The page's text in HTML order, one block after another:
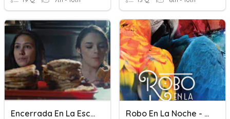
Encerrada En La Escuela Robo En La Noche - Cap 1